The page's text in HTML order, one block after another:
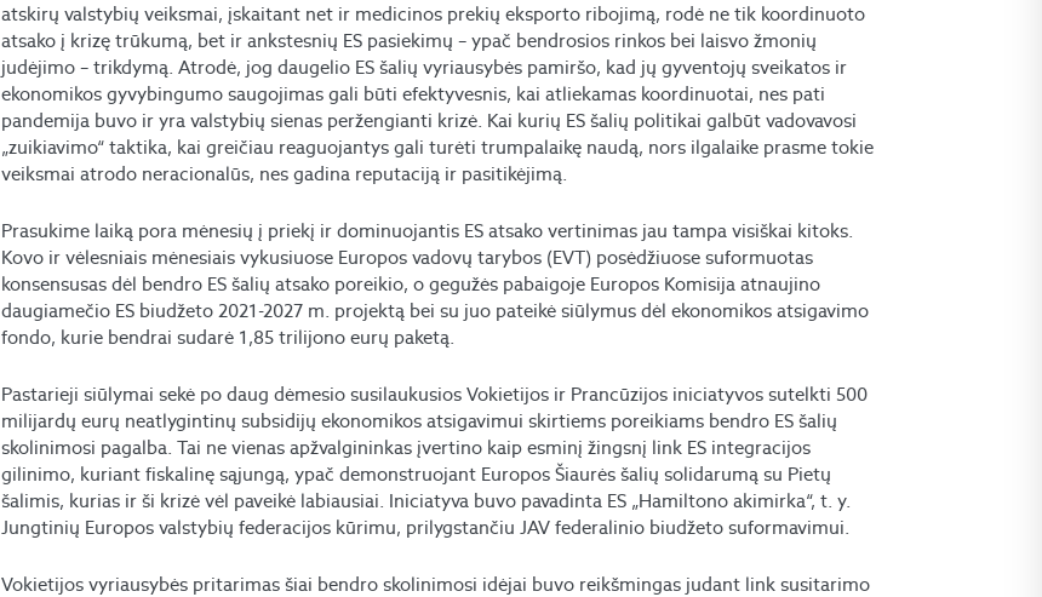
atskirų valstybių veiksmai, įskaitant net ir medicinos prekių eksporto ribojimą, rodė ne tik koordinuoto
atsako į krizę trūkumą, bet ir ankstesnių ES pasiekimų – ypač bendrosios rinkos bei laisvo žmonių
judėjimo – trikdymą. Atrodė, jog daugelio ES šalių vyriausybės pamiršo, kad jų gyventojų sveikatos ir
ekonomikos gyvybingumo saugojimas gali būti efektyvesnis, kai atliekamas koordinuotai, nes pati
pandemija buvo ir yra valstybių sienas peržengianti krizė. Kai kurių ES šalių politikai galbūt vadovavosi
„zuikiavimo“ taktika, kai greičiau reaguojantys gali turėti trumpalaikę naudą, nors ilgalaike prasme tokie
veiksmai atrodo neracionalūs, nes gadina reputaciją ir pasitikėjimą.
Prasukime laiką pora mėnesių į priekį ir dominuojantis ES atsako vertinimas jau tampa visiškai kitoks.
Kovo ir vėlesniais mėnesiais vykusiuose Europos vadovų tarybos (EVT) posėdžiuose suformuotas
konsensusas dėl bendro ES šalių atsako poreikio, o gegužės pabaigoje Europos Komisija atnaujino
daugiamečio ES biudžeto 2021-2027 m. projektą bei su juo pateikė siūlymus dėl ekonomikos atsigavimo
fondo, kurie bendrai sudarė 1,85 trilijono eurų paketą.
Pastarieji siūlymai sekė po daug dėmesio susilaukusios Vokietijos ir Prancūzijos iniciatyvos sutelkti 500
milijardų eurų neatlygintinų subsidijų ekonomikos atsigavimui skirtiems poreikiams bendro ES šalių
skolinimosi pagalba. Tai ne vienas apžvalgininkas įvertino kaip esminį žingsnį link ES integracijos
gilinimo, kuriant fiskalinę sąjungą, ypač demonstruojant Europos Šiaurės šalių solidarumą su Pietų
šalimis, kurias ir ši krizė vėl paveikė labiausiai. Iniciatyva buvo pavadinta ES „Hamiltono akimirka“, t. y.
Jungtinių Europos valstybių federacijos kūrimu, prilygstančiu JAV federalinio biudžeto suformavimui.
Vokietijos vyriausybės pritarimas šiai bendro skolinimosi idėjai buvo reikšmingas judant link susitarimo